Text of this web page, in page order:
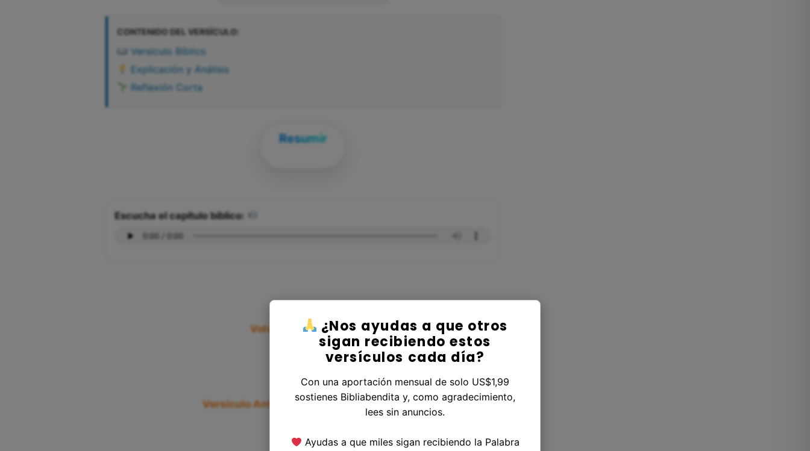
CONTENIDO DEL VERSÍCULO:
Versículo Bíblico
Explicación y Análisis
Reflexión Corta
Resumir
Escucha el capítulo bíblico:
Volver al Libro Lucas
Versículo Anterior|Versículo Siguiente
¿Nos ayudas a que otros
sigan recibiendo estos
versículos cada día?
Con una aportación mensual de solo US$1,99
sostienes Bibliabendita y, como agradecimiento,
lees sin anuncios.
Ayudas a que miles sigan recibiendo la Palabra